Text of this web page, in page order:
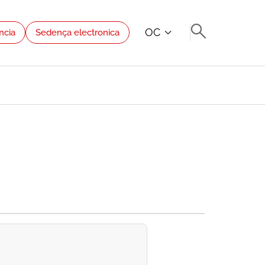
Sedença electronica OC